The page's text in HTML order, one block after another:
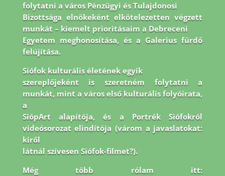
folytatni a város Pénzügyi és Tulajdonosi
Bizottsága elnökeként elkötelezetten végzett
munkát – kiemelt prioritásaim a Debreceni
Egyetem meghonosítása, és a Galerius fürdő
felújítása.
Siófok kulturális életének egyik
szereplőjeként is szeretném folytatni a
munkát, mint a város első kulturális folyóirata,
a
SiópArt alapítója, és a Portrék Siófokról
videósorozat elindítója (várom a javaslatokat:
kiről
látnál szívesen Siófok-filmet?).
Még több rólam itt: